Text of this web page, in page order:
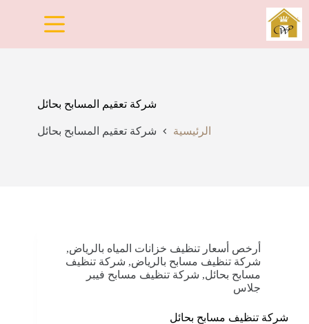
التجاوز
إلى
المحتوى
شركة تعقيم المسابح بحائل
الرئيسية شركة تعقيم المسابح بحائل
أرخص أسعار تنظيف خزانات المياه بالرياض,
شركة تنظيف مسابح بالرياض, شركة تنظيف
مسابح بحائل, شركة تنظيف مسابح فيبر
جلاس
شركة تنظيف مسابح بحائل